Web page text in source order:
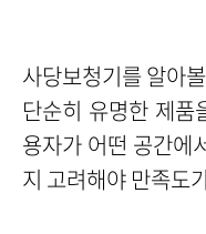
사당보청기를 알아
단순히 유명한 제
용자가 어떤 공간에
지 고려해야 만족도